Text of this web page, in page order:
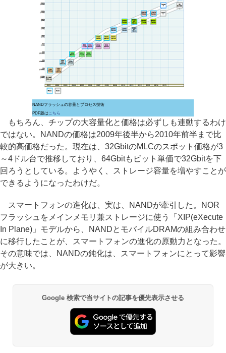
NANDフラッシュの容量とプロセス技術
PDF版は こちら
もちろん、チップの大容量化と価格は必ずしも連動するわけ
ではない。NANDの価格は2009年後半から2010年前半まで比
較的高価格だった。現在は、32GbitのMLCのスポット価格が3
～4ドル台で推移しており、64Gbitもビット単価で32Gbitを下
回ろうとしている。ようやく、ストレージ容量を増やすことが
できるようになったわけだ。
スマートフォンの進化は、実は、NANDが牽引した。NOR
フラッシュをメインメモリ兼ストレージに使う「XIP(eXecute
In Plane)」モデルから、NANDとモバイルDRAMの組み合わせ
に移行したことが、スマートフォンの進化の原動力となった。
その意味では、NANDの鈍化は、スマートフォンにとって影響
が大きい。
Google 検索で当サイトの記事を優先表示させる